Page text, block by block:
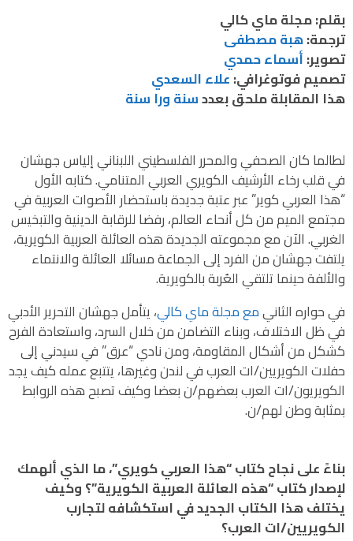
بقلم: مجلة ماي كالي
ترجمة:هبة مصطفى
تصوير:أسماء حمدي
تصميم فوتوغرافي:علاء السعدي
هذا المقابلةملحق بعددسنة ورا سنة
لطالما كان الصحفي والمحرر الفلسطيني اللبناني إلياس جهشان
في قلب رخاء الأرشيف الكويري العربي المتنامي. كتابه الأول
“هذا العربي كوير” عبر عتبة جديدة باستحضار الأصوات العربية في
مجتمع الميم من كل أنحاء العالم، رفضا للرقابة الدينية والتبخيس
الغربي. الآن مع مجموعته الجديدة هذه العائلة العربية الكويرية،
يلتفت جهشان من الفرد إلى الجماعة مسائلا العائلة والانتماء
والألفة حينما تلتقي العُربة بالكويرية.
في حواره الثانيمع مجلة ماي كالي، يتأمل جهشان التحرير الأدبي
في ظل الاختلاف، وبناء التضامن من خلال السرد، واستعادة الفرح
كشكل من أشكال المقاومة، ومن نادي “عرق” في سيدني إلى
حفلات الكويريين/ات العرب في لندن وغيرها، يتتبع عمله كيف يجد
الكويريون/ات العرب بعضهم/ن بعضا وكيف تصبح هذه الروابط
بمثابة وطن لهم/ن.
بناءً على نجاح كتاب “هذا العربي كويري”، ما الذي ألهمك
لإصدار كتاب “هذه العائلة العربية الكويرية”؟ وكيف
يختلف هذا الكتاب الجديد في استكشافه لتجارب
الكويريين/ات العرب؟